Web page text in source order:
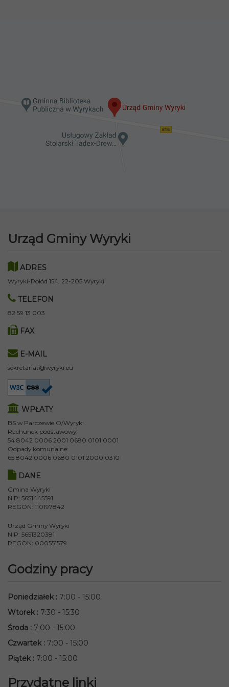
Urząd Gminy Wyryki
ADRES
Wyryki-Połód 154, 22-205 Wyryki
TELEFON
82 59 13 003
FAX
E-MAIL
sekretariat@wyryki.eu
WPŁATY
BS w Parczewie O/Wyryki
Rachunek podstawowy:
54 8042 0006 2001 0680 0101 0001
Odpady komunalne:
65 8042 0006 0680 0101 2000 0310
DANE
Gmina Wyryki
NIP: 5651445591
REGON: 110197842
Urząd Gminy Wyryki
NIP: 5651320381
REGON: 000551579
Godziny pracy
Poniedziałek: 7:00 - 15:00
Wtorek: 7:30 - 15:30
Środa : 7:00 - 15:00
Czwartek: 7:00 - 15:00
Piątek: 7:00 - 15:00
Przydatne linki